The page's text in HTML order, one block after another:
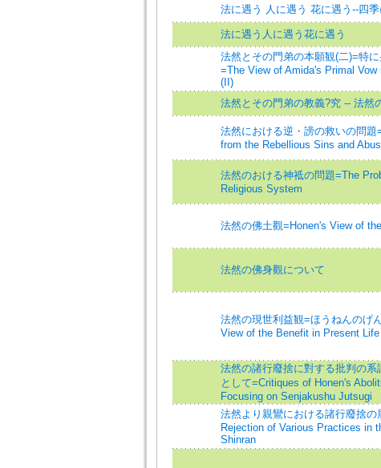
法に遇う 人に遇う 花に遇う--四
法に遇う人に遇う花に遇う
法然とその門弟の本願観(二)=特
=The View of Amida's Primal
(II)
法然とその門弟の教義?究 -- 法然
法然における逆・謗の救いの問
from the Rebellious Sins and
法然のおける神祗の問題=The
Religious System
法然の佛土觀=Honen's View of
法然の佛身觀について
法然の現世利益観=ほうねんのげ
View of the Benefit in Present Life
法然の諸行廢捨に對する批判の
として=Critiques of Honen's
Focusing on Senjakushu Jutsugi
法然より親鸞における諸行廢捨
Rejection of Various Practices in
Shinran